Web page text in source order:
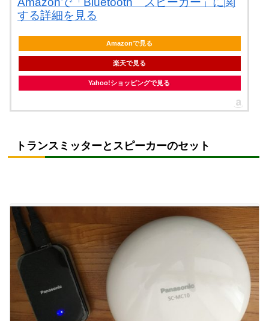
する詳細を見る
Amazonで見る
楽天で見る
Yahoo!ショッピングで見る
トランスミッターとスピーカーのセット